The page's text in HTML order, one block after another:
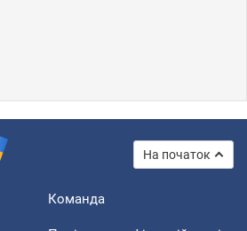
На початок
Команда